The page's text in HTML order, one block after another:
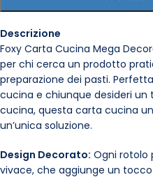
Descrizione
Foxy Carta Cucina Mega
per chi cerca un prodotto
preparazione dei pasti.
cucina e chiunque desideri un
cucina, questa carta cucina
un’unica soluzione.
Design Decorato: Ogni rotolo
vivace, che aggiunge un